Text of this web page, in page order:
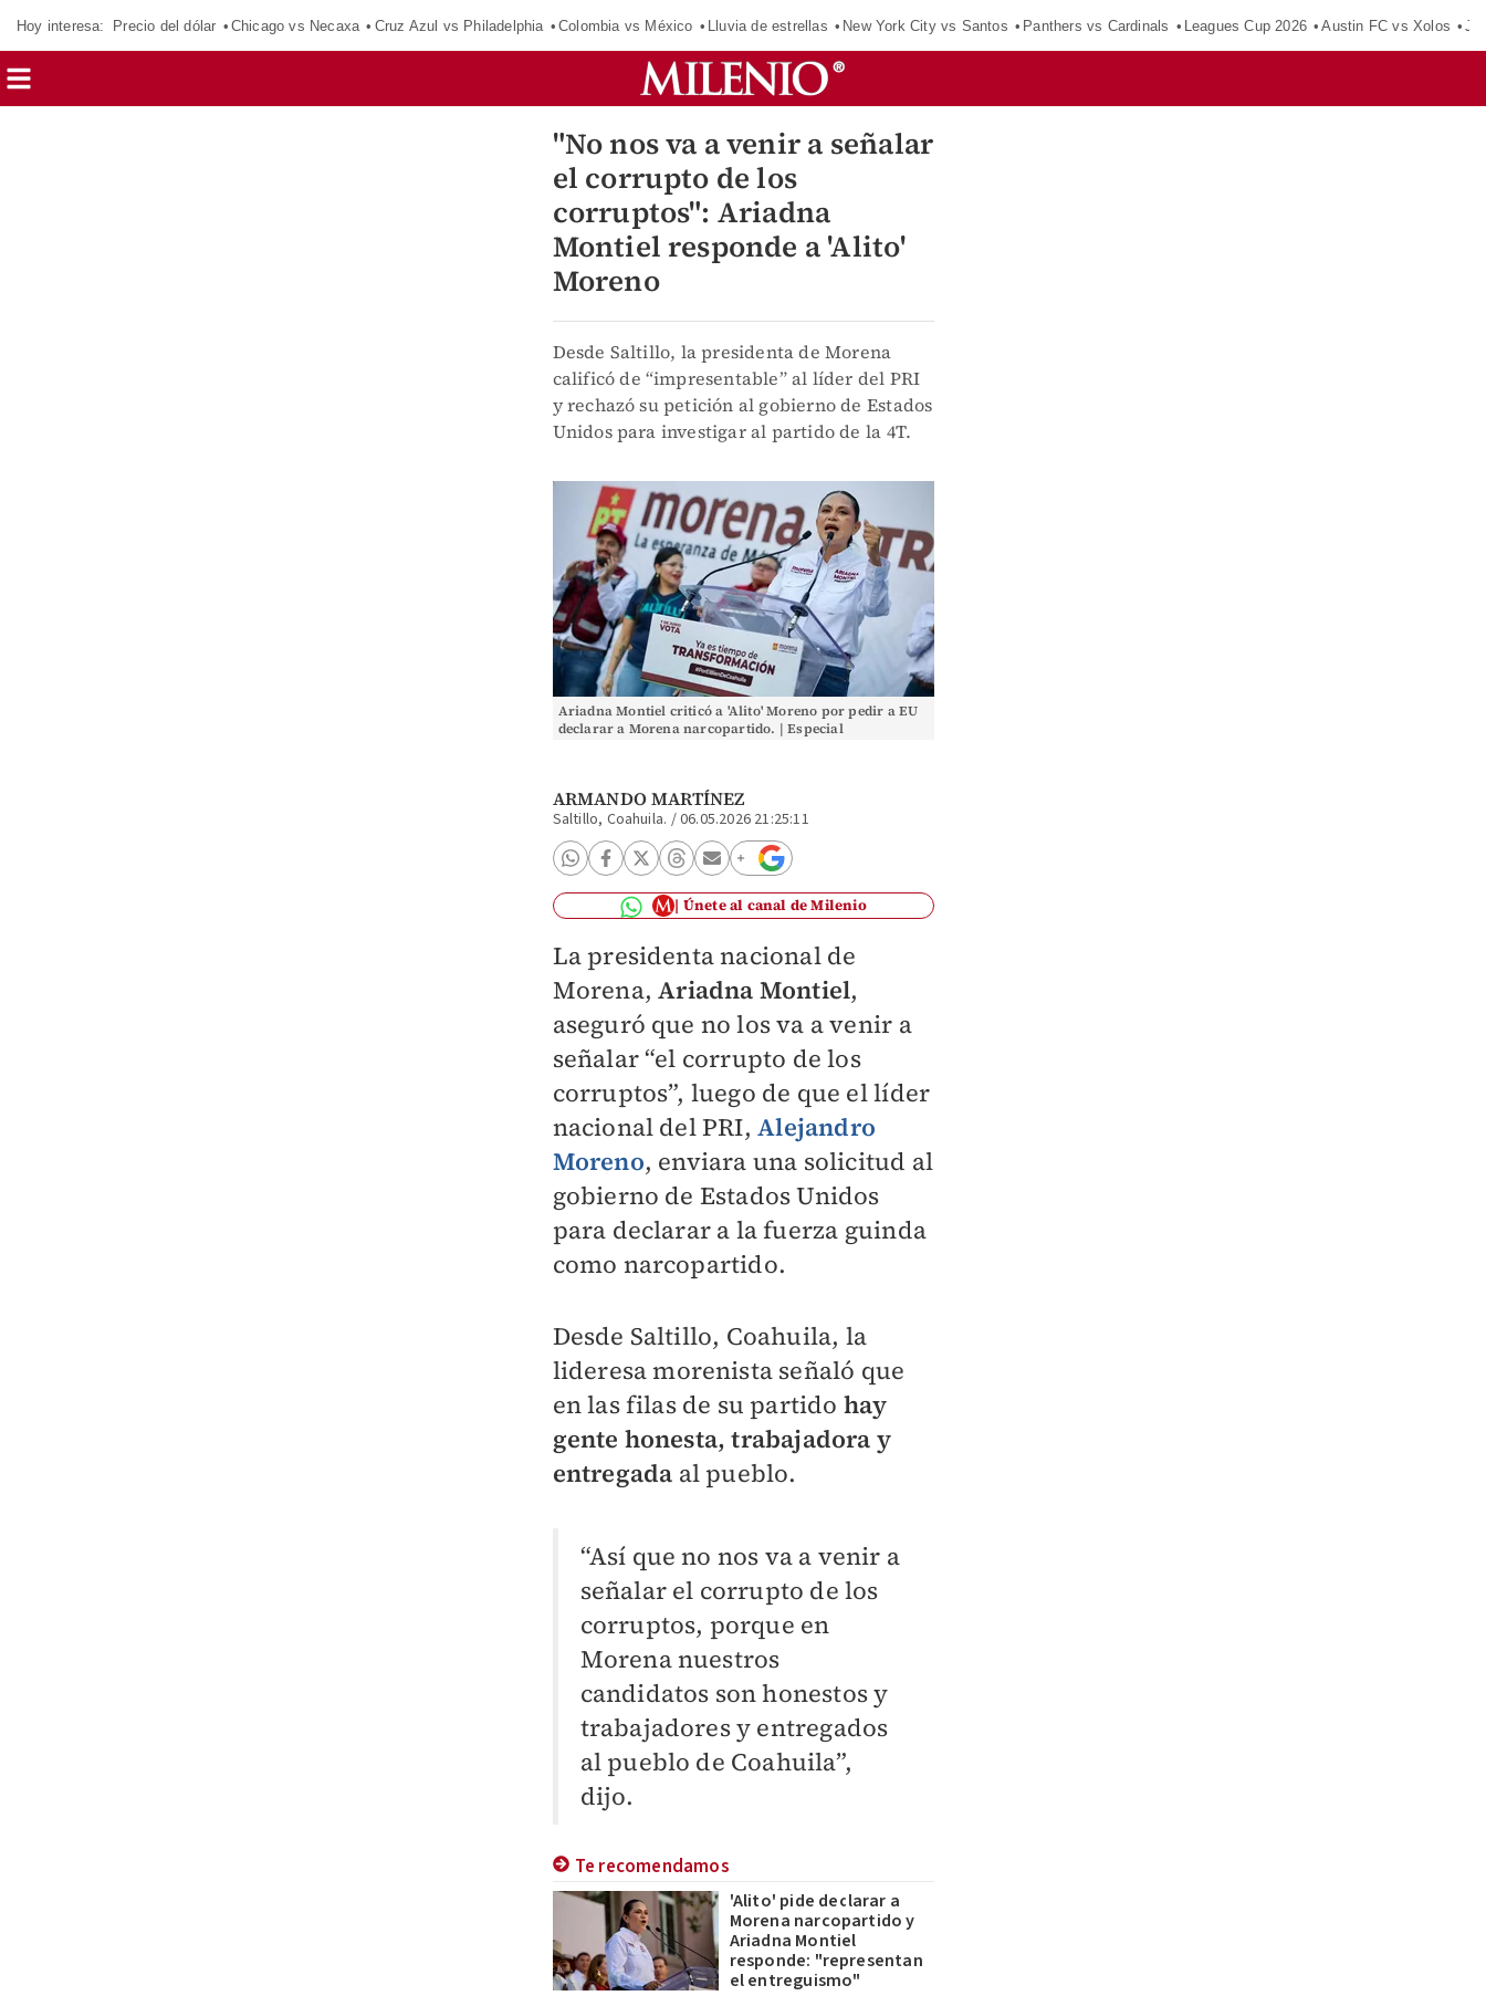
Hoy interesa: Precio del dólar Chicago vs Necaxa Cruz Azul vs Philadelphia Colombia vs México Lluvia de estrellas New York City vs Santos Panthers vs Cardinals Leagues Cup 2026 Austin FC vs Xolos
"No nos va a venir a señalar
el corrupto de los
corruptos": Ariadna
Montiel responde a 'Alito'
Moreno
Desde Saltillo, la presidenta de Morena
calificó de “impresentable” al líder del PRI
y rechazó su petición al gobierno de Estados
Unidos para investigar al partido de la 4T.
Ariadna Montiel criticó a 'Alito' Moreno por pedir a EU
declarar a Morena narcopartido. | Especial
ARMANDO MARTÍNEZ
Saltillo, Coahuila. /06.05.2026 21:25:11
Únete al canal de Milenio
La presidenta nacional de
Morena,Ariadna Montiel,
aseguró que no los va a venir a
señalar “el corrupto de los
corruptos”, luego de que el líder
nacional del PRI,Alejandro
Moreno, enviara una solicitud al
gobierno de Estados Unidos
para declarar a la fuerza guinda
como narcopartido.
Desde Saltillo, Coahuila, la
lideresa morenista señaló que
en las filas de su partido hay
gente honesta, trabajadora y
entregada al pueblo.
“Así que no nos va a venir a
señalar el corrupto de los
corruptos, porque en
Morena nuestros
candidatos son honestos y
trabajadores y entregados
al pueblo de Coahuila”,
dijo.
Te recomendamos
'Alito' pide declarar a
Morena narcopartido y
Ariadna Montiel
responde: "representan
el entreguismo"